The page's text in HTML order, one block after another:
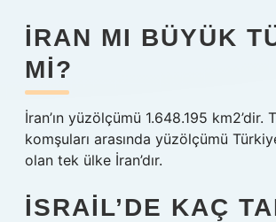
İRAN MI BÜYÜK
MI?
İran’ın yüzölçümü 1.648.195 km2’dir.
komşuları arasında yüzölçümü
olan tek ülke İran’dır.
İSRAIL’DE KAÇ